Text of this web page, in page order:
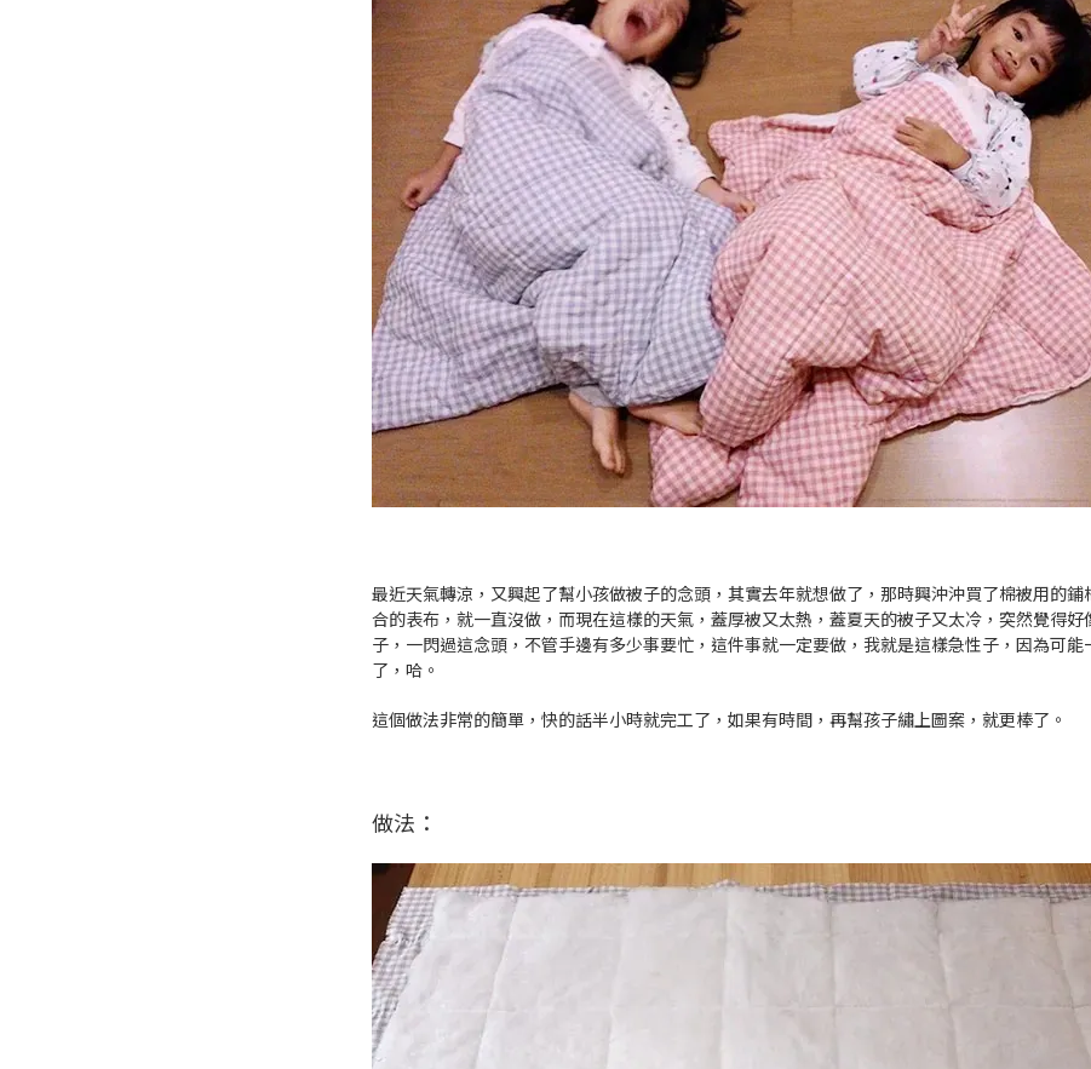
最近天氣轉涼，又興起了幫小孩做被子的念頭，其實去年就想做了，那時興沖沖買了棉被用的
合的表布，就一直沒做，而現在這樣的天氣，蓋厚被又太熱，蓋夏天的被子又太冷，突然覺得好
子，一閃過這念頭，不管手邊有多少事要忙，這件事就一定要做，我就是這樣急性子，因為可
了，哈。
這個做法非常的簡單，快的話半小時就完工了，如果有時間，再幫孩子繡上圖案，就更棒了。
做法：